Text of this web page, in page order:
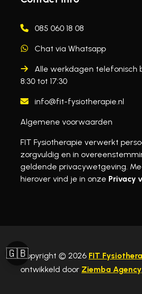
🇬🇧
085 060 18 08
Chat via Whatsapp
Alle werkdagen telefonisch
8:30 tot 17:30
info@fit-fysiotherapie.nl
Algemene voorwaarden
FIT Fysiotherapie verwerkt
zorgvuldig en in
geldende privacywetgeving.
hierover vind je in onze Privacy
Copyright © 2026 FIT
ontwikkeld door Ziemba Agency.